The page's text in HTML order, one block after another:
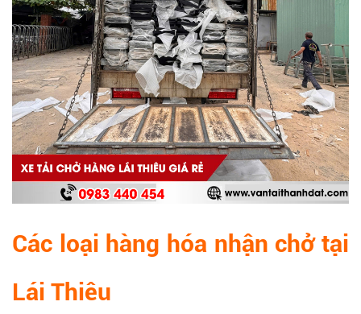
Các loại hàng hóa nhận chở tại
Lái Thiêu